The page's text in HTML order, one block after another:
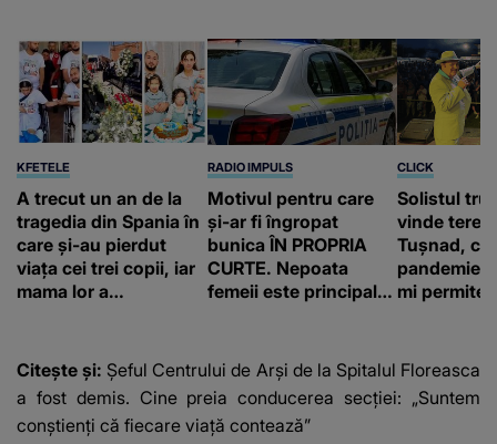
KFETELE
A trecut un an de la
tragedia din Spania în
care și-au pierdut
viața cei trei copii, iar
mama lor a…
RADIO IMPULS
Motivul pentru care
și-ar fi îngropat
bunica ÎN PROPRIA
CURTE. Nepoata
femeii este principalul
DESCOPERIT DE
ANCHETATORI a șocat
localnicii
CLICK
Solistul
vinde
Tușnad,
pandemie:
mi permite
Citește și: Șeful Centrului de Arşi de la Spitalul Floreasca
a fost demis. Cine preia conducerea secției: „Suntem
conştienţi că fiecare viaţă contează”